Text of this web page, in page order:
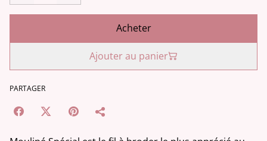
Acheter
Ajouter au panier
PARTAGER